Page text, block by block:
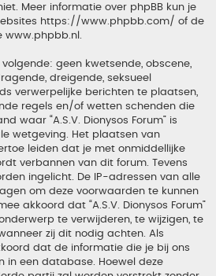
Meer informatie over phpBB kun je
https://www.phpbb.com/ of de
www.phpbb.nl .
geen kwetsende, obscene,
dreigende, seksueel
verwerpelijke berichten te plaatsen,
regels en/of wetten schenden die
waar “A.S.V. Dionysos Forum” is
wetgeving. Het plaatsen van
leiden dat je met onmiddellijke
verbannen van dit forum. Tevens
ingelicht. De IP-adressen van alle
om deze voorwaarden te kunnen
akkoord dat “A.S.V. Dionysos Forum”
te verwijderen, te wijzigen, te
zij dit nodig achten. Als
dat de informatie die je bij ons
in een database. Hoewel deze